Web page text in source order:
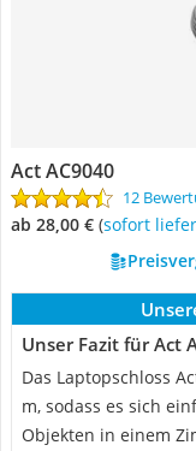
Act AC9040
12
ab 28,00 € ( Sofort
Unser Fazit für Act
Das Laptopschloss
m, sodass es sich
Objekten in einem